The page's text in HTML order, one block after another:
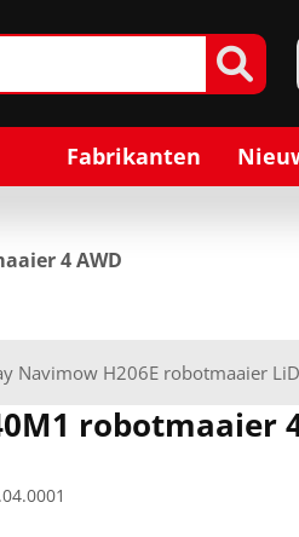
Fabrikanten
4 AWD
Navimow H206E robotmaaier
robotmaaier